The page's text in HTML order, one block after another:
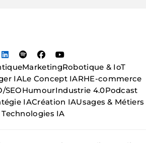
MarketingRobotique & IoT
IALe Concept IARHE-commerce
SEOHumourIndustrie 4.0Podcast
IACréation IAUsages & Métiers
Technologies IA